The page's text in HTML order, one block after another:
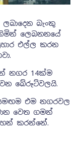
බැංකු
ලෙබනනයේ
එල්ල කරන
නගර 14ක්ම
බේරූට්වලයි.
එම නගරවල
වෙත ගමන්
කරන්නේ.